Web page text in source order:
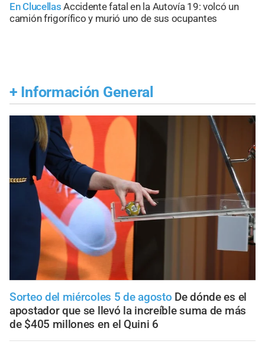
En Clucellas Accidente fatal en la Autovía 19: volcó un
camión frigorífico y murió uno de sus ocupantes
+ Información General
Sorteo del miércoles 5 de agosto De dónde es el
apostador que se llevó la increíble suma de más
de $405 millones en el Quini 6